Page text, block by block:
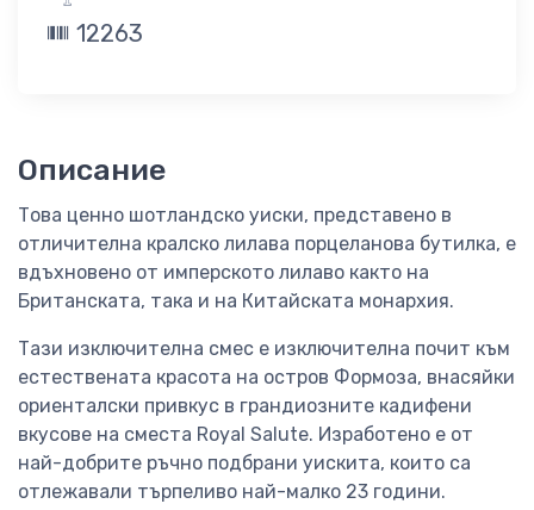
12263
Описание
Това ценно шотландско уиски, представено в
отличителна кралско лилава порцеланова бутилка, е
вдъхновено от имперското лилаво както на
Британската, така и на Китайската монархия.
Тази изключителна смес е изключителна почит към
естествената красота на остров Формоза, внасяйки
ориенталски привкус в грандиозните кадифени
вкусове на сместа Royal Salute. Изработено е от
най-добрите ръчно подбрани уискита, които са
отлежавали търпеливо най-малко 23 години.